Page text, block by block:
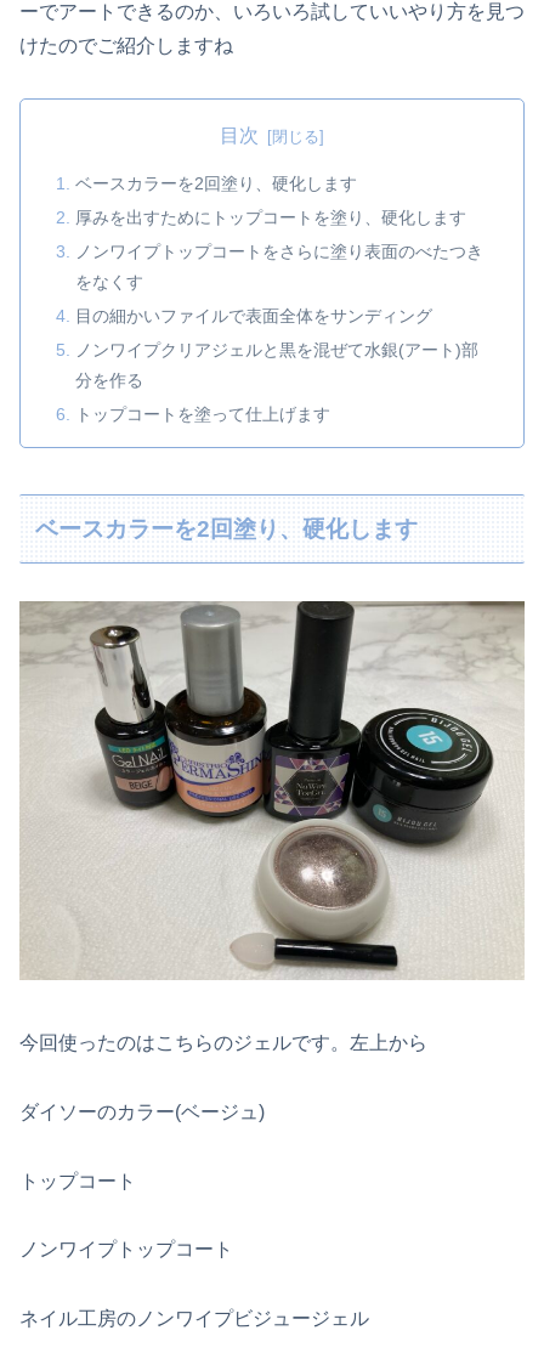
ーでアートできるのか、いろいろ試していいやり方を見つ
けたのでご紹介しますね
目次
ベースカラーを2回塗り、硬化します
厚みを出すためにトップコートを塗り、硬化します
ノンワイプトップコートをさらに塗り表面のべたつき
をなくす
目の細かいファイルで表面全体をサンディング
ノンワイプクリアジェルと黒を混ぜて水銀(アート)部
分を作る
トップコートを塗って仕上げます
ベースカラーを2回塗り、硬化します
今回使ったのはこちらのジェルです。左上から
ダイソーのカラー(ベージュ)
トップコート
ノンワイプトップコート
ネイル工房のノンワイプビジュージェル